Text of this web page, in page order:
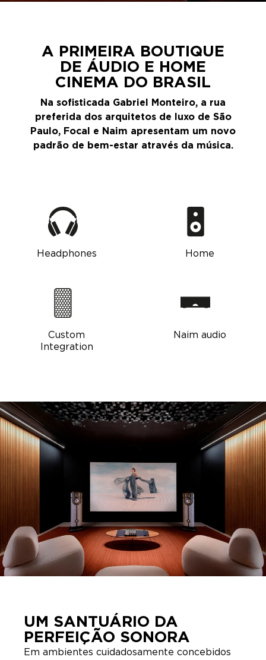
A PRIMEIRA BOUTIQUE
DE ÁUDIO E HOME
CINEMA DO BRASIL
Na sofisticada Gabriel Monteiro, a rua
preferida dos arquitetos de luxo de São
Paulo, Focal e Naim apresentam um novo
padrão de bem-estar através da música.
Headphones Home
Custom
Integration
Naim audio
UM SANTUÁRIO DA
PERFEIÇÃO SONORA
Em ambientes cuidadosamente concebidos